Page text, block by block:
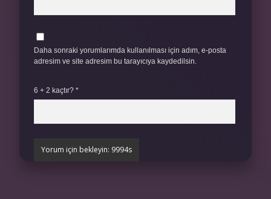
Daha sonraki yorumlarımda kullanılması için adım, e-posta
adresim ve site adresim bu tarayıcıya kaydedilsin.
6 + 2 kaçtır? *